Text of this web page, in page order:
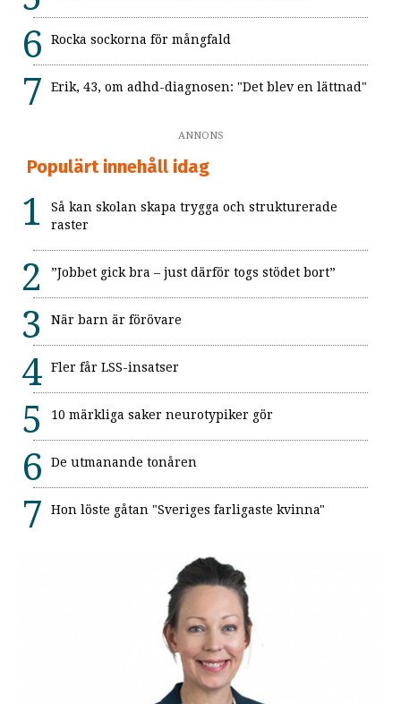
Rocka sockorna för mångfald
Erik, 43, om adhd-diagnosen: "Det blev en lättnad"
ANNONS
Populärt innehåll idag
Så kan skolan skapa trygga och strukturerade
raster
”Jobbet gick bra – just därför togs stödet bort”
När barn är förövare
Fler får LSS-insatser
10 märkliga saker neurotypiker gör
De utmanande tonåren
Hon löste gåtan "Sveriges farligaste kvinna"